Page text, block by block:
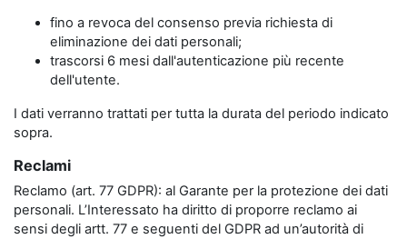
fino a revoca del consenso previa richiesta di
eliminazione dei dati personali;
trascorsi 6 mesi dall'autenticazione più recente
dell'utente.
I dati verranno trattati per tutta la durata del periodo indicato
sopra.
Reclami
Reclamo (art. 77 GDPR): al Garante per la protezione dei dati
personali. L’Interessato ha diritto di proporre reclamo ai
sensi degli artt. 77 e seguenti del GDPR ad un’autorità di